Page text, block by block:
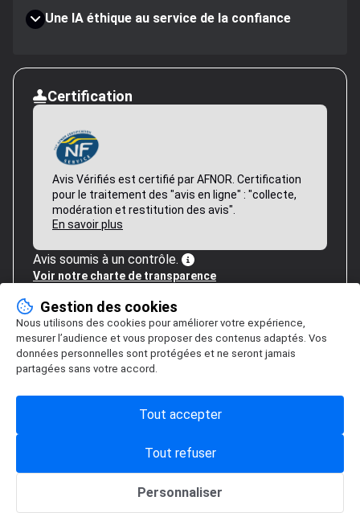
Une IA éthique au service de la confiance
Certification
Avis Vérifiés est certifié par AFNOR. Certification
pour le traitement des "avis en ligne" : "collecte,
modération et restitution des avis".
En savoir plus
Avis soumis à un contrôle.
Voir notre charte de transparence
Gestion des cookies
Gestion des cookies
Nous utilisons des cookies pour améliorer votre expérience,
mesurer l’audience et vous proposer des contenus adaptés. Vos
données personnelles sont protégées et ne seront jamais
partagées sans votre accord.
Personnaliser
Tout refuser
Tout accepter